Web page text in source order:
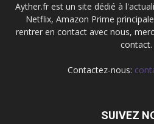
Ayther.fr est un site dédié à
Netflix, Amazon Prime
rentrer en contact avec nous,
contact.
Contactez-nous:
SUIVEZ